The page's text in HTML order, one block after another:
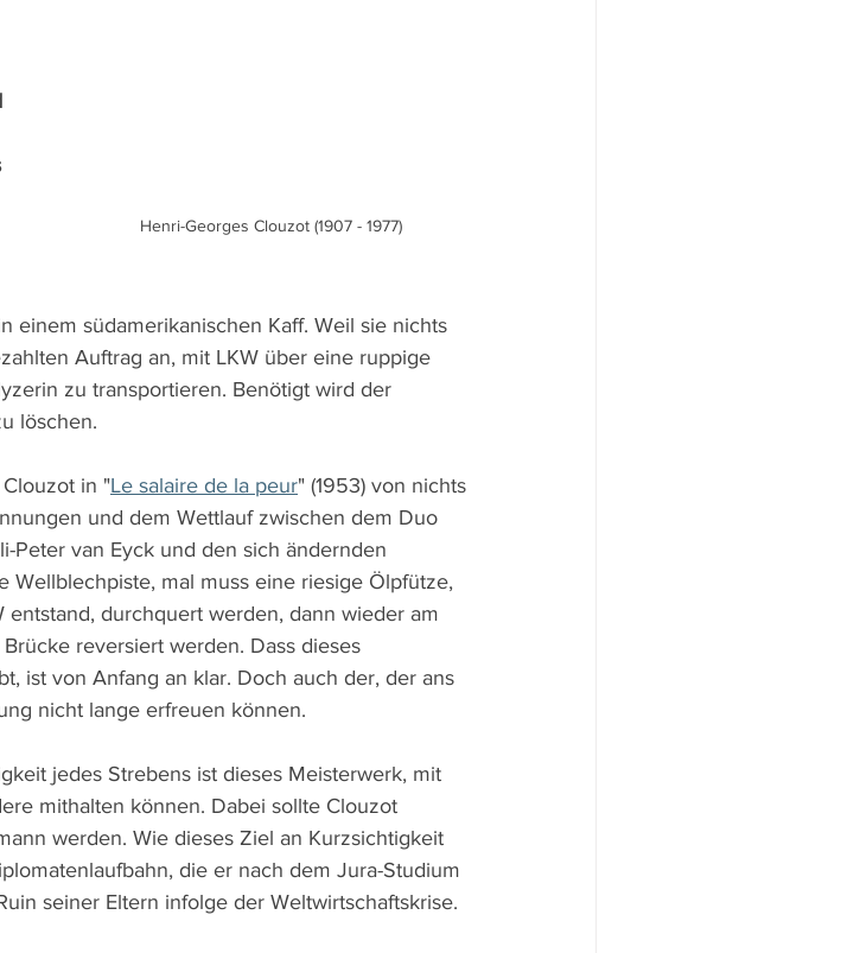
Henri-Georges Clouzot (1907 - 1977)
einem südamerikanischen Kaff. Weil sie nichts
Auftrag an, mit LKW über eine ruppige
zu transportieren. Benötigt wird der
löschen.
in "Le salaire de la peur" (1953) von nichts
und dem Wettlauf zwischen dem Duo
Peter van Eyck und den sich ändernden
Wellblechpiste, mal muss eine riesige Ölpfütze,
durchquert werden, dann wieder am
reversiert werden. Dass dieses
ist von Anfang an klar. Doch auch der, der ans
nicht lange erfreuen können.
jedes Strebens ist dieses Meisterwerk, mit
mithalten können. Dabei sollte Clouzot
werden. Wie dieses Ziel an Kurzsichtigkeit
die er nach dem Jura-Studium
seiner Eltern infolge der Weltwirtschaftskrise.